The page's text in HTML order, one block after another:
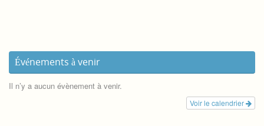
Événements à venir
Il n’y a aucun évènement à venir.
Voir le calendrier